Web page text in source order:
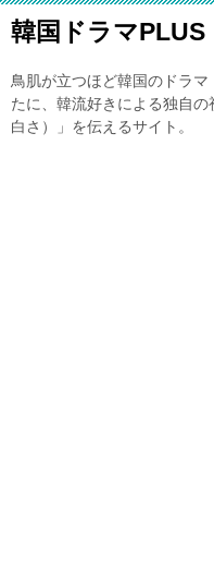
韓国ドラマPLUS
鳥肌が立つほど韓国のドラ
たに、韓流好きによる独自
白さ）」を伝えるサイト。